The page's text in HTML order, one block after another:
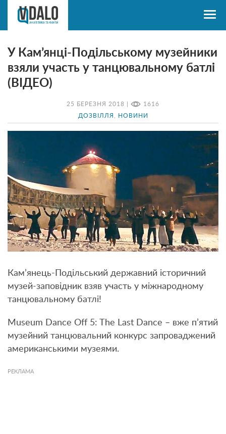
25 БЕРЕЗНЯ 2018 | 1616
ДОЗВІЛЛЯ НОВИНИ
У Кам’янці-Подільському музейники
взяли участь у танцювальному батлі
(ВІДЕО)
Кам’янець-Подільський державний історичний
музей-заповідник взяв участь у міжнародному
танцювальному батлі!
Museum Dance Off 5: The Last Dance – вже п’ятий
музейний танцювальний конкурс запроваджений
американськими музеями.
РЕКЛАМА